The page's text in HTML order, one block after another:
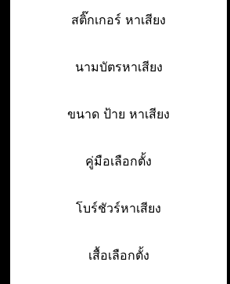
สติ๊กเกอร์ หาเสียง
นามบัตรหาเสียง
ขนาด ป้าย หาเสียง
คู่มือเลือกตั้ง
โบร์ชัวร์หาเสียง
เสื้อเลือกตั้ง